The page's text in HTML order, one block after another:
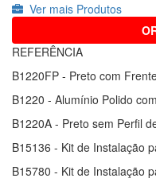
Ver mais Produtos
REFERÊNCIA
B1220FP - Preto com
B1220 - Alumínio Polido
B1220A - Preto sem Perfil
B15136 - Kit de Instalação
B15780 - Kit de Instalação